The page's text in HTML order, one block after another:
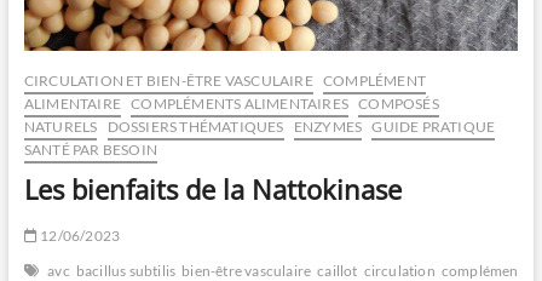
CIRCULATION ET BIEN-ÊTRE VASCULAIRE COMPLÉMENT
ALIMENTAIRE COMPLÉMENTS ALIMENTAIRES COMPOSÉS
NATURELS
DOSSIERS THÉMATIQUES ENZYMES GUIDE PRATIQUE
SANTÉ PAR BESOIN
Les bienfaits de la Nattokinase
12/06/2023
avc bacillus subtilis bien-être vasculaire caillot circulation complément